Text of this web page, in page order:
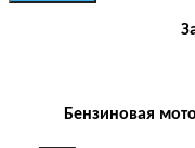
Бензиновая